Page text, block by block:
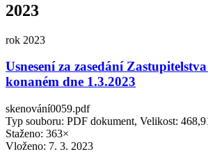
2023
rok 2023
Usnesení za zasedání
konaném dne 1.3.2023
skenování0059.pdf
Typ souboru: PDF dokument, Velikost:
Staženo: 363×
Vloženo: 7. 3. 2023